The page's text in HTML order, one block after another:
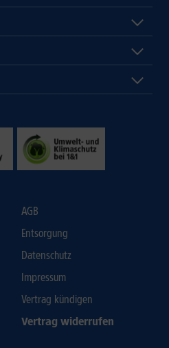
AGB
Entsorgung
Datenschutz
Impressum
Vertrag kündigen
Vertrag widerrufen